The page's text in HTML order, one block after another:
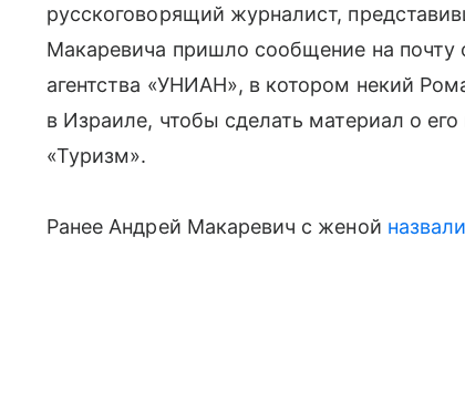
русскоговорящий журналист,
Макаревича пришло сообщение на почту
агентства «УНИАН», в котором некий
в Израиле, чтобы сделать материал о
«Туризм».
Ранее Андрей Макаревич с женой